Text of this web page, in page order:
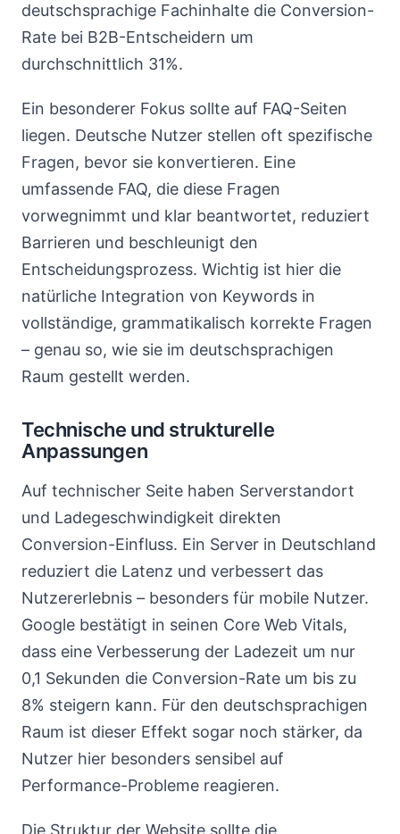
deutschsprachige Fachinhalte die Conversion-
Rate bei B2B-Entscheidern um
durchschnittlich 31%.
Ein besonderer Fokus sollte auf FAQ-Seiten
liegen. Deutsche Nutzer stellen oft spezifische
Fragen, bevor sie konvertieren. Eine
umfassende FAQ, die diese Fragen
vorwegnimmt und klar beantwortet, reduziert
Barrieren und beschleunigt den
Entscheidungsprozess. Wichtig ist hier die
natürliche Integration von Keywords in
vollständige, grammatikalisch korrekte Fragen
– genau so, wie sie im deutschsprachigen
Raum gestellt werden.
Technische und strukturelle
Anpassungen
Auf technischer Seite haben Serverstandort
und Ladegeschwindigkeit direkten
Conversion-Einfluss. Ein Server in Deutschland
reduziert die Latenz und verbessert das
Nutzererlebnis – besonders für mobile Nutzer.
Google bestätigt in seinen Core Web Vitals,
dass eine Verbesserung der Ladezeit um nur
0,1 Sekunden die Conversion-Rate um bis zu
8% steigern kann. Für den deutschsprachigen
Raum ist dieser Effekt sogar noch stärker, da
Nutzer hier besonders sensibel auf
Performance-Probleme reagieren.
Die Struktur der Website sollte die